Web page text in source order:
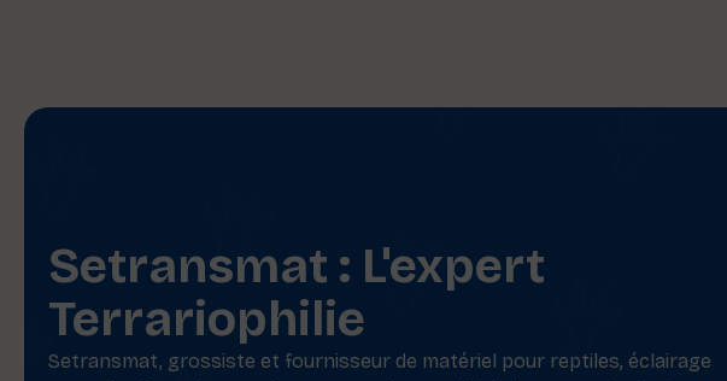
Setransmat : L'expert
Terrariophilie
Setransmat, grossiste et fournisseur de matériel pour reptiles, éclairage